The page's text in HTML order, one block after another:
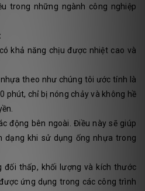
trong những ngành công nghiệp
khả năng chịu được nhiệt cao và
theo như chúng tôi ước tính là
phút, chỉ bị nóng chảy và không hề
động bên ngoài. Điều này sẽ giúp
dạng khi sử dụng ống nhựa trong
đối thấp, khối lượng và kích thước
ứng dụng trong các công trình